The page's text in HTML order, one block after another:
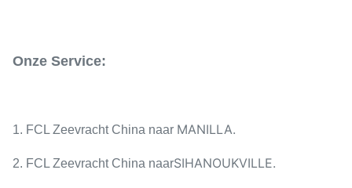
Onze Service:
1. FCL Zeevracht China naar MANILLA.
2. FCL Zeevracht China naarSIHANOUKVILLE.